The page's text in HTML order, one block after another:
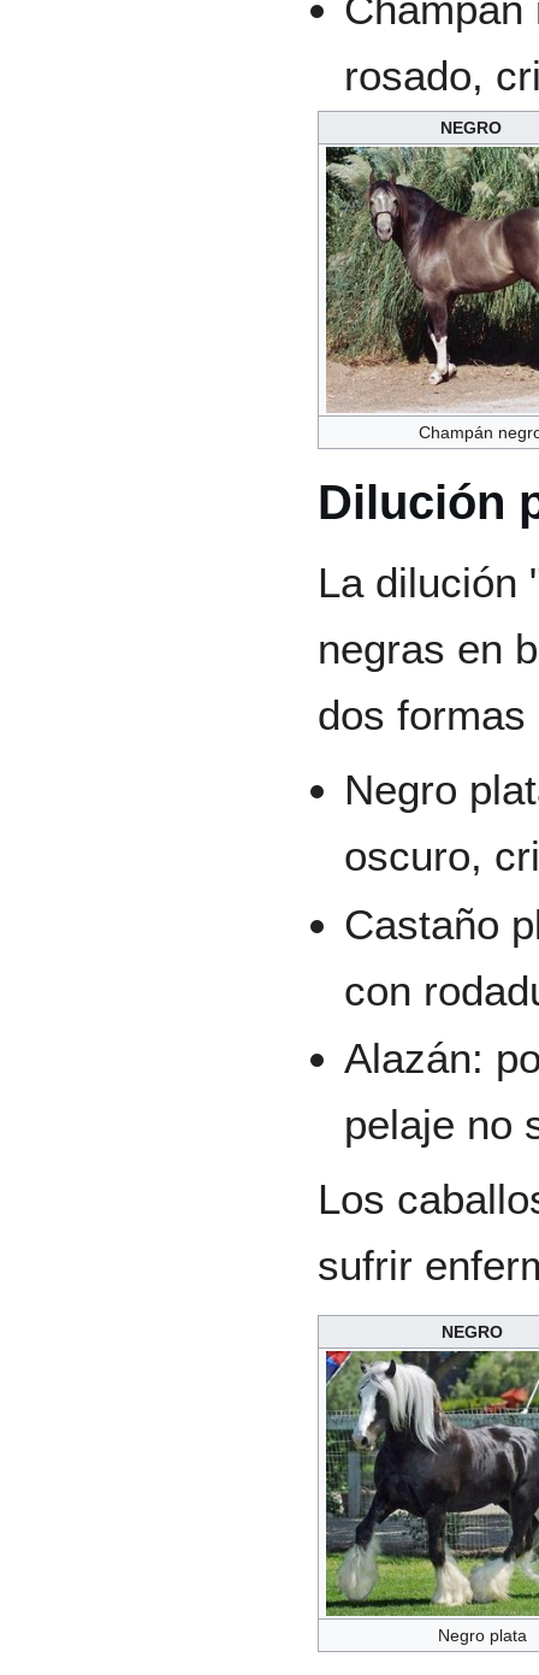
Champán
rosado,
NEGRO
Champán
Dilución
La dilución
negras en
dos
Negro
oscuro,
Castaño
con
Alazán:
pelaje no
Los
sufrir
NEGRO
Negro plata